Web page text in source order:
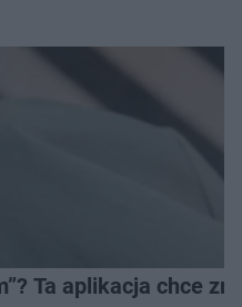
Ta aplikacja chce